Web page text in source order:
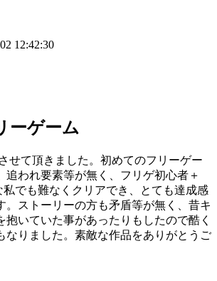
12:42:30
ーゲーム
せて頂きました。初めてのフリーゲー
追われ要素等が無く、フリゲ初心者＋
私でも難なくクリアでき、とても達成感
。ストーリーの方も矛盾等が無く、昔キ
抱いていた事があったりもしたので酷く
なりました。素敵な作品をありがとうご